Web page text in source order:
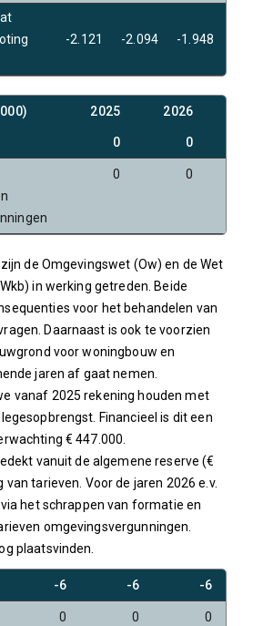
-2.121 -2.094 -1.948
2025 2026
0 0
0 0
de Omgevingswet (Ow) en de Wet
in werking getreden. Beide
voor het behandelen van
Daarnaast is ook te voorzien
voor woningbouw en
jaren af gaat nemen.
vanaf 2025 rekening houden met
Financieel is dit een
€ 447.000.
vanuit de algemene reserve (€
van tarieven. Voor de jaren 2026 e.v.
het schrappen van formatie en
omgevingsvergunningen.
plaatsvinden.
-6 -6 -6
0 0 0